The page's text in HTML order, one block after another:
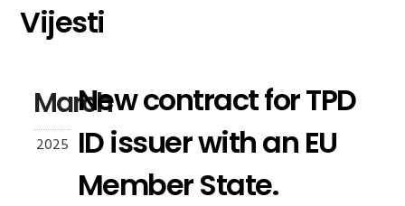
Vijesti
March
2025
New contract for TPD
ID issuer with an EU
Member State.